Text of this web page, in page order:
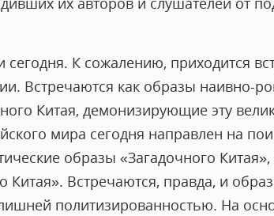
К сожалению, приходится
Встречаются как образы наивно-
Китая, демонизирующие эту
мира сегодня направлен на
образы «Загадочного Китая»,
Китая». Встречаются, правда, и
политизированностью. На